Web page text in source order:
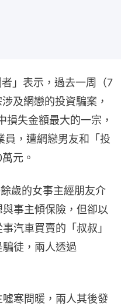
」表示，過去一周（7
及網戀的投資騙案，
失金額最大的一宗，
員，遭網戀男友和「投
元。
歲的女事主經朋友介
事主傾保險，但卻以
汽車買賣的「叔叔」
徒，兩人透過
噓寒問暖，兩人其後發